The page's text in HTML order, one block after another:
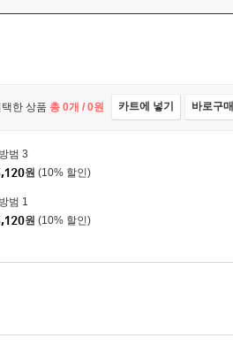
한 상품 총 0개 / 0원 카트에 넣기 바로구매
범 3
원 (10% 할인)
범 1
원 (10% 할인)